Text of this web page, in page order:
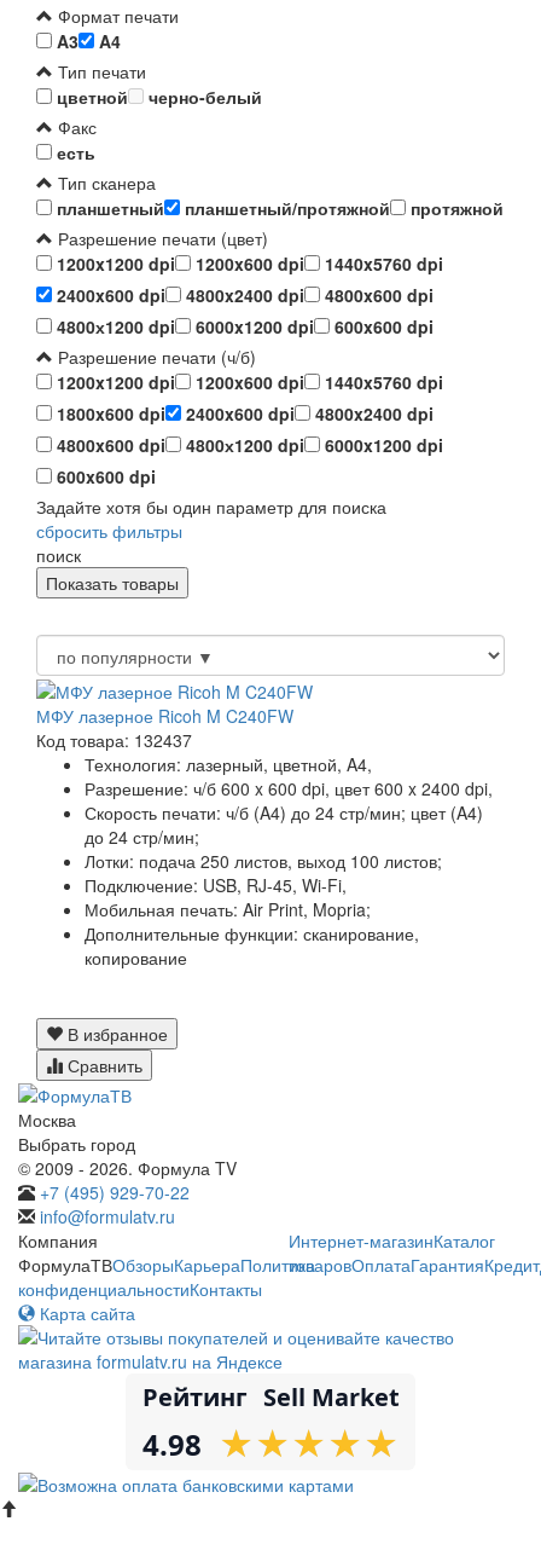
Формат печати
A3
A4
Тип печати
цветной
черно-белый
Факс
есть
Тип сканера
планшетный
планшетный/протяжной
протяжной
Разрешение печати (цвет)
1200x1200 dpi
1200x600 dpi
1440x5760 dpi
2400x600 dpi
4800x2400 dpi
4800x600 dpi
4800х1200 dpi
6000x1200 dpi
600x600 dpi
Разрешение печати (ч/б)
1200x1200 dpi
1200x600 dpi
1440x5760 dpi
1800x600 dpi
2400x600 dpi
4800x2400 dpi
4800x600 dpi
4800х1200 dpi
6000x1200 dpi
600x600 dpi
Задайте хотя бы один параметр для поиска
сбросить фильтры
поиск
МФУ лазерное Ricoh M C240FW
Код товара: 132437
Технология: лазерный, цветной, A4,
Разрешение: ч/б 600 x 600 dpi, цвет 600 x 2400 dpi,
Скорость печати: ч/б (A4) до 24 стр/мин; цвет (A4)
до 24 стр/мин;
Лотки: подача 250 листов, выход 100 листов;
Подключение: USB, RJ-45, Wi-Fi,
Мобильная печать: Air Print, Mopria;
Дополнительные функции: сканирование,
копирование
В избранное
Сравнить
Москва
Выбрать город
© 2009 - 2026. Формула TV
+7 (495) 929-70-22
info@formulatv.ru
Компания
ФормулаТВОбзорыКарьераПолитика
конфиденциальностиКонтакты
Интернет-магазинКаталог
товаровОплатаГарантияКредит
Карта сайта
Рейтинг Sell Market
4.98 ★
★★
★★
★★
★★
★